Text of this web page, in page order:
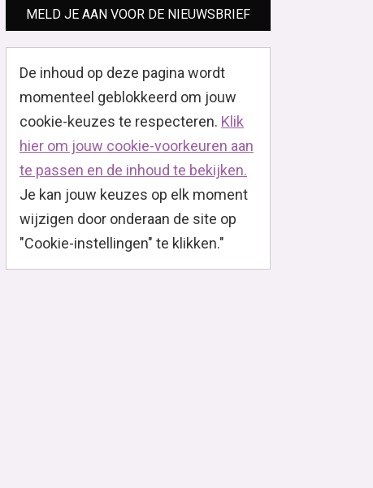
MELD JE AAN VOOR DE NIEUWSBRIEF
De inhoud op deze pagina wordt
momenteel geblokkeerd om jouw
cookie-keuzes te respecteren. Klik
hier om jouw cookie-voorkeuren aan
te passen en de inhoud te bekijken.
Je kan jouw keuzes op elk moment
wijzigen door onderaan de site op
"Cookie-instellingen" te klikken."